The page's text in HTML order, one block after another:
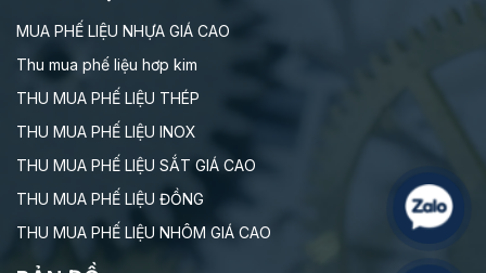
MUA PHẾ LIỆU NHỰA GIÁ CAO
Thu mua phế liệu hơp kim
THU MUA PHẾ LIỆU THÉP
THU MUA PHẾ LIỆU INOX
THU MUA PHẾ LIỆU SẮT GIÁ CAO
THU MUA PHẾ LIỆU ĐỒNG
THU MUA PHẾ LIỆU NHÔM GIÁ CAO